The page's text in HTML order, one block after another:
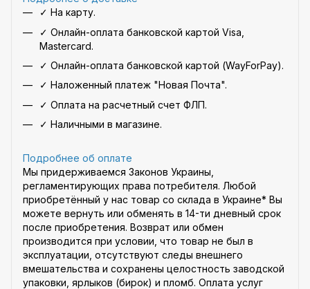
✓ На карту.
✓ Онлайн-оплата банковской картой Visa,
Mastercard.
✓ Онлайн-оплата банковской картой (WayForPay).
✓ Наложенный платеж "Новая Почта".
✓ Оплата на расчетный счет ФЛП.
✓ Наличными в магазине.
Подробнее об оплате
Мы придерживаемся Законов Украины,
регламентирующих права потребителя. Любой
приобретённый у нас товар со склада в Украине* Вы
можете вернуть или обменять в 14-ти дневный срок
после приобретения. Возврат или обмен
производится при условии, что товар не был в
эксплуатации, отсутствуют следы внешнего
вмешательства и сохранены целостность заводской
упаковки, ярлыков (бирок) и пломб. Оплата услуг